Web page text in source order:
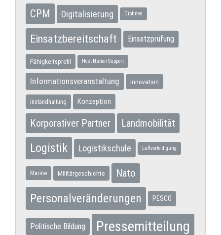
CPM Digitalisierung Drohnen
Einsatzbereitschaft Einsatzprüfung
Fähigkeitsprofil Host Nation Support
Informationsveranstaltung Innovation
Instandhaltung Konzeption
Korporativer Partner Landmobilität
Logistik Logistikschule Luftverteidigung
Marine Militärgeschichte Nato
Personalveränderungen PESCO
Politische Bildung Pressemitteilung